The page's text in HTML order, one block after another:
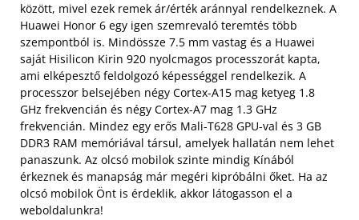
között, mivel ezek remek ár/érték aránnyal rendelkeznek. A
Huawei Honor 6 egy igen szemrevaló teremtés több
szempontból is. Mindössze 7.5 mm vastag és a Huawei
saját Hisilicon Kirin 920 nyolcmagos processzorát kapta,
ami elképesztő feldolgozó képességgel rendelkezik. A
processzor belsejében négy Cortex-A15 mag ketyeg 1.8
GHz frekvencián és négy Cortex-A7 mag 1.3 GHz
frekvencián. Mindez egy erős Mali-T628 GPU-val és 3 GB
DDR3 RAM memóriával társul, amelyek hallatán nem lehet
panaszunk. Az olcsó mobilok szinte mindig Kínából
érkeznek és manapság már megéri kipróbálni őket. Ha az
olcsó mobilok Önt is érdeklik, akkor látogasson el a
weboldalunkra!